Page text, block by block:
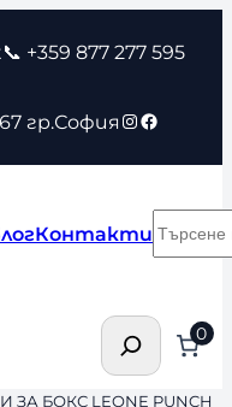
📞 +359 877 277 595
гр.София Instagram
Facebook
Контакти
Търсене 0
БОКС LEONE PUNCH